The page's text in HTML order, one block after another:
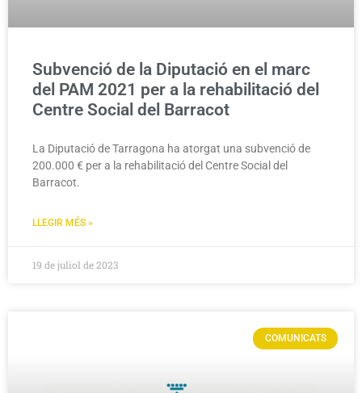
Subvenció de la Diputació en el marc
del PAM 2021 per a la rehabilitació del
Centre Social del Barracot
La Diputació de Tarragona ha atorgat una subvenció de
200.000 € per a la rehabilitació del Centre Social del
Barracot.
LLEGIR MÉS »
19 de juliol de 2023
COMUNICATS